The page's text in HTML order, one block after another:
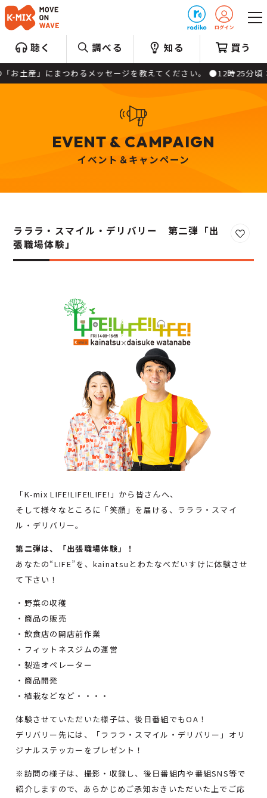
聴く 調べる 知る 買う
」にまつわるメッセージを教えてください。 ●12時25分
EVENT & CAMPAIGN
イベント＆キャンペーン
ラララ・スマイル・デリバリー 第二弾「出
張職場体験」
「K-mix LIFE!LIFE!LIFE!」から皆さんへ、
そして様々なところに「笑顔」を届ける、ラララ・スマイ
ル・デリバリー。
第二弾は、「出張職場体験」！
あなたの“LIFE”を、kainatsuとわたなべだいすけに体験させ
て下さい！
・野菜の収穫
・商品の販売
・飲食店の開店前作業
・フィットネスジムの運営
・製造オペレーター
・商品開発
・植栽などなど・・・・
体験させていただいた様子は、後日番組でもOA！
デリバリー先には、「ラララ・スマイル・デリバリー」オリ
ジナルステッカーをプレゼント！
※訪問の様子は、撮影・収録し、後日番組内や番組SNS等で
紹介しますので、あらかじめご承知おきいただいた上でご応